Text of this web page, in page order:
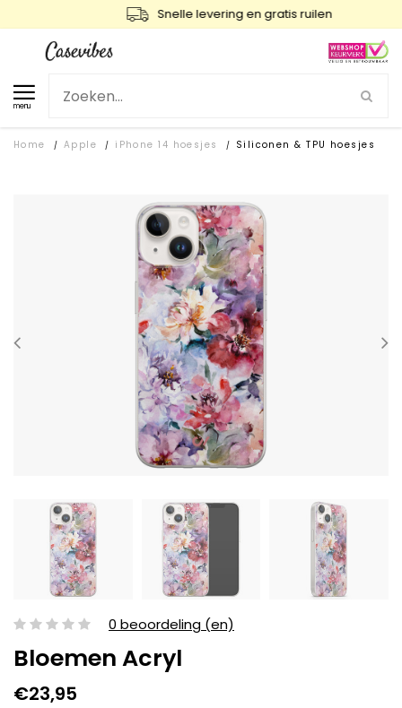
Snelle levering en gratis ruilen
menu
Home / Apple / iPhone 14 hoesjes / Siliconen & TPU hoesjes
0 beoordeling (en)
Bloemen Acryl
€23,95